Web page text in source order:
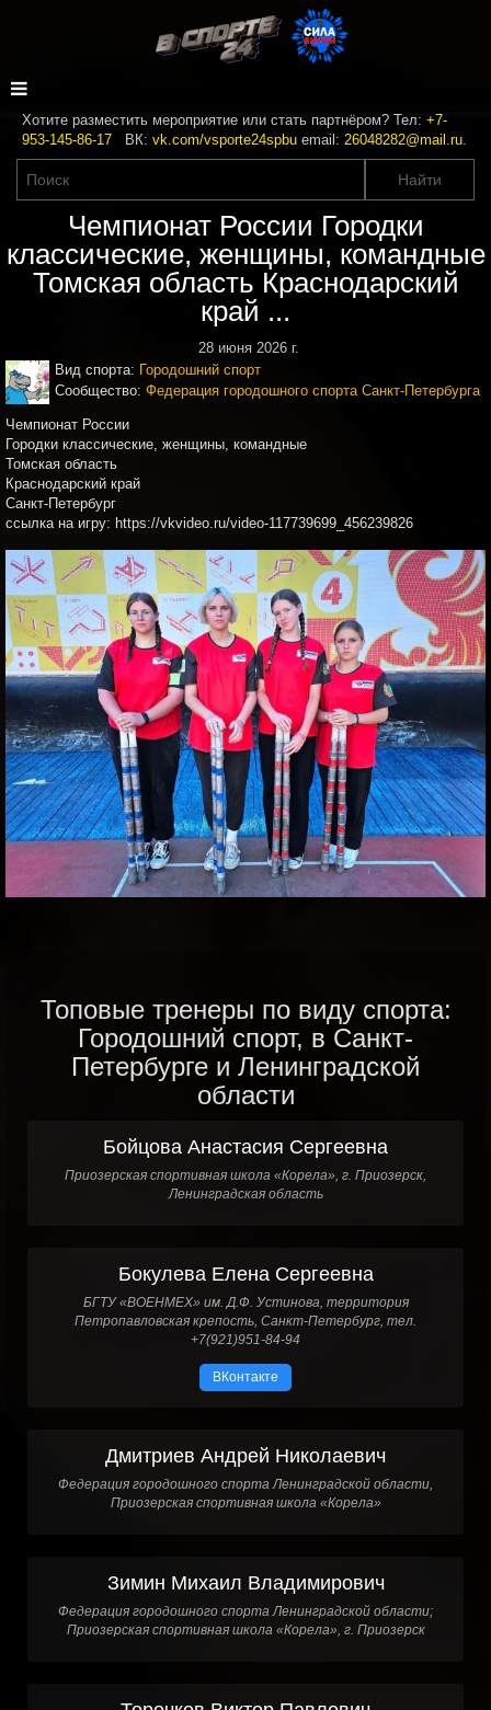
Хотите разместить мероприятие или стать партнёром? Тел: +7-
953-145-86-17 ВК: vk.com/vsporte24spbu email: 26048282@mail.ru.
Чемпионат России Городки
классические, женщины, командные
Томская область Краснодарский
край ...
28 июня 2026 г.
Вид спорта: Городошний спорт
Сообщество: Федерация городошного спорта Санкт-Петербурга
Чемпионат России
Городки классические, женщины, командные
Томская область
Краснодарский край
Санкт-Петербург
ссылка на игру: https://vkvideo.ru/video-117739699_456239826
Топовые тренеры по виду спорта:
Городошний спорт, в Санкт-
Петербурге и Ленинградской
области
Бойцова Анастасия Сергеевна
Приозерская спортивная школа «Корела», г. Приозерск,
Ленинградская область
Бокулева Елена Сергеевна
БГТУ «ВОЕНМЕХ» им. Д.Ф. Устинова, территория
Петропавловская крепость, Санкт-Петербург, тел.
+7(921)951-84-94
ВКонтакте
Дмитриев Андрей Николаевич
Федерация городошного спорта Ленинградской области,
Приозерская спортивная школа «Корела»
Зимин Михаил Владимирович
Федерация городошного спорта Ленинградской области;
Приозерская спортивная школа «Корела», г. Приозерск